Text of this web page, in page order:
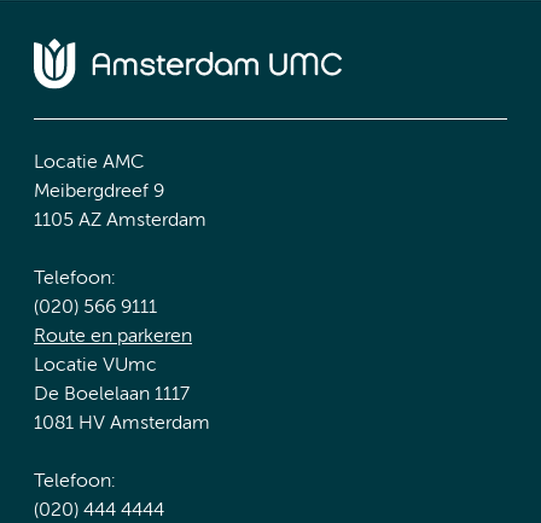
Locatie AMC
Meibergdreef 9
1105 AZ Amsterdam
Telefoon:
(020) 566 9111
Route en parkeren
Locatie VUmc
De Boelelaan 1117
1081 HV Amsterdam
Telefoon:
(020) 444 4444